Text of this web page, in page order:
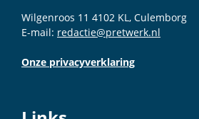
Wilgenroos 11 4102 KL, Culemborg
E-mail: redactie@pretwerk.nl
Onze privacyverklaring